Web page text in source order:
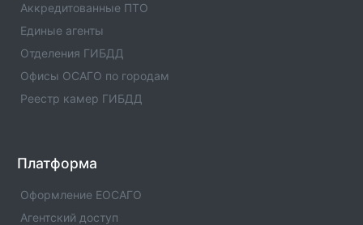
Единые агенты в городе Нижнекамк. Адреса,
телефоны, услуги , отзывы
Единые агенты в городе с.Муслюмово
Список единых агентов в населенном пункте -
Единые агенты в городе с.Муслюмово. Адреса,
Единые агенты в городе Мензелинск
Список единых агентов в населенном пункте -
Единые агенты в городе Мензелинск. Адреса,
телефоны, услуги , отзывы
Аккредитованные ПТО
Единые агенты
Отделения ГИБДД
Офисы ОСАГО по городам
Реестр камер ГИБДД
Платформа
Оформление ЕОСАГО
Агентский доступ